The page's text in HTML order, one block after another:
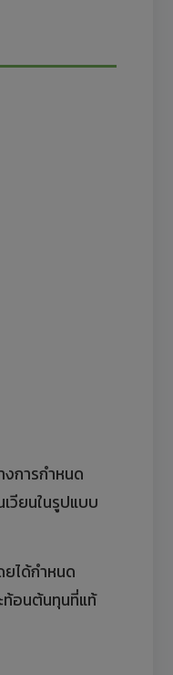
การกำหนด
วียนในรูปแบบ
ได้กำหนด
ท้อนต้นทุนที่แท้